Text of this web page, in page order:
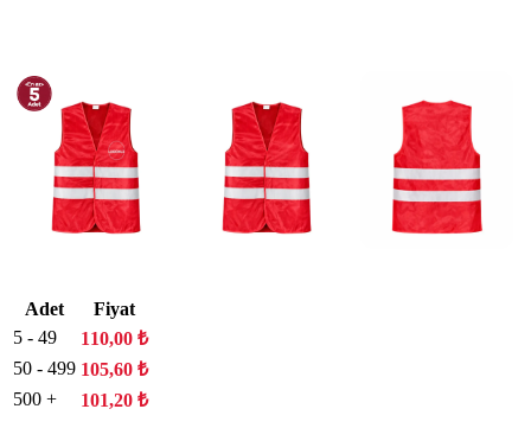
Adet
Fiyat
5 - 49
110,00 ₺
50 - 499 105,60 ₺
500 +
101,20 ₺